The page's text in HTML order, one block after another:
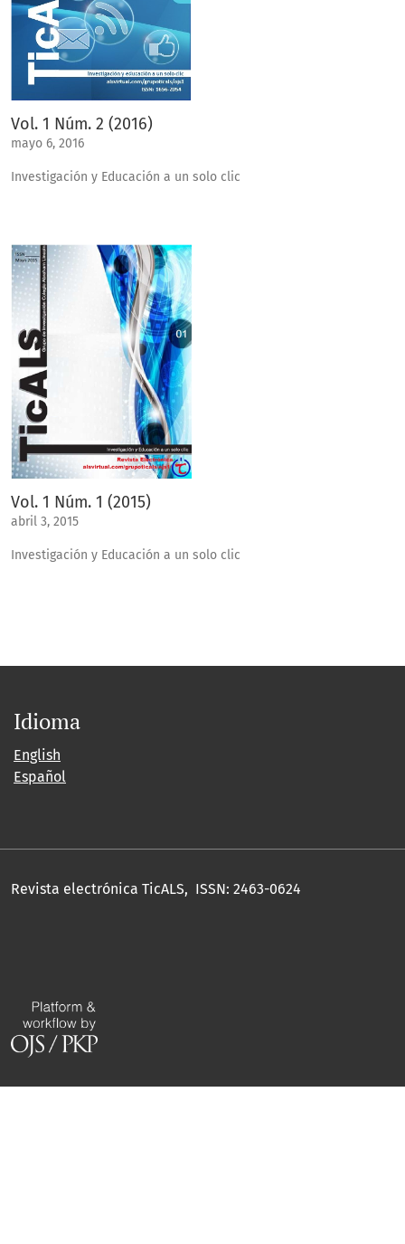
Vol. 1 Núm. 2 (2016)
mayo 6, 2016
Investigación y Educación a un solo clic
Vol. 1 Núm. 1 (2015)
abril 3, 2015
Investigación y Educación a un solo clic
Idioma
English
Español
Revista electrónica TicALS, ISSN: 2463-0624